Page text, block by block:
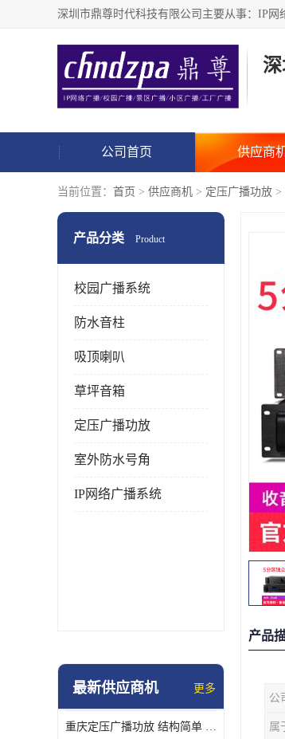
公司首页 供应商
当前位置： 首页 > 供应商机 > 定压广播功放 >
产品分类 Product
校园广播系统
防水音柱
吸顶喇叭
草坪音箱
定压广播功放
室外防水号角
IP网络广播系统
最新供应商机 更多
重庆定压广播功放 结构简单 传输距离远
产品
公
属